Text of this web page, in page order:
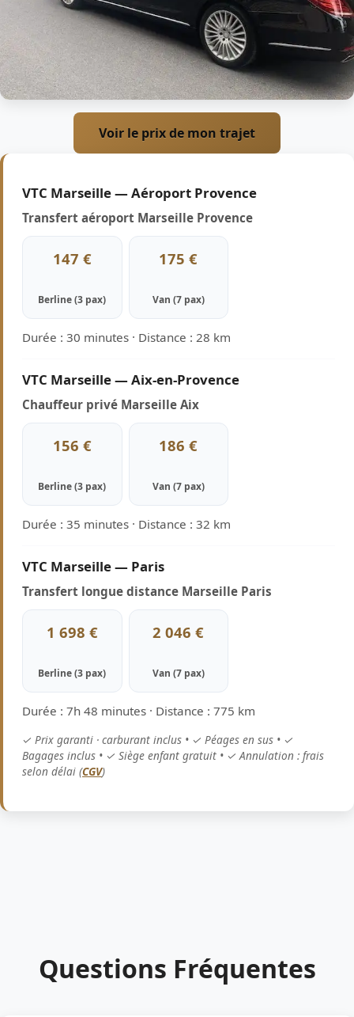
Voir le prix de mon trajet
VTC Marseille — Aéroport Provence
Transfert aéroport Marseille Provence
147 €
Berline (3 pax)
175 €
Van (7 pax)
Durée : 30 minutes · Distance : 28 km
VTC Marseille — Aix-en-Provence
Chauffeur privé Marseille Aix
156 €
Berline (3 pax)
186 €
Van (7 pax)
Durée : 35 minutes · Distance : 32 km
VTC Marseille — Paris
Transfert longue distance Marseille Paris
1 698 €
Berline (3 pax)
2 046 €
Van (7 pax)
Durée : 7h 48 minutes · Distance : 775 km
✓ Prix garanti · carburant inclus • ✓ Péages en sus • ✓
Bagages inclus • ✓ Siège enfant gratuit • ✓ Annulation : frais
selon délai (CGV)
Questions Fréquentes